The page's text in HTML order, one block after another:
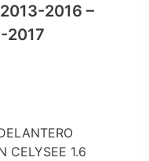
2013-2016 –
2017
CELYSEE 1.6